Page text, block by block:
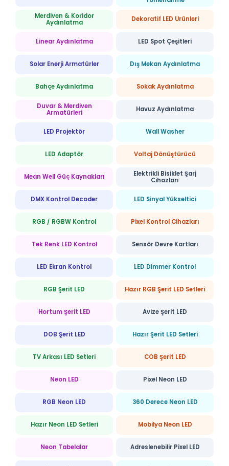
Merdiven & Koridor
Aydınlatma
Dekoratif LED Ürünleri
Linear Aydınlatma LED Spot Çeşitleri
Solar Enerji Armatürler Dış Mekan Aydınlatma
Bahçe Aydınlatma Sokak Aydınlatma
Duvar & Merdiven
Armatürleri
Havuz Aydınlatma
LED Projektör Wall Washer
LED Adaptör Voltaj Dönüştürücü
Mean Well Güç Kaynakları
Elektrikli Bisiklet Şarj
Cihazları
DMX Kontrol Decoder LED Sinyal Yükseltici
RGB / RGBW Kontrol Pixel Kontrol Cihazları
Tek Renk LED Kontrol Sensör Devre Kartları
LED Ekran Kontrol LED Dimmer Kontrol
RGB Şerit LED Hazır RGB Şerit LED Setleri
Hortum Şerit LED Avize Şerit LED
DOB Şerit LED Hazır Şerit LED Setleri
TV Arkası LED Setleri COB Şerit LED
Neon LED Pixel Neon LED
RGB Neon LED 360 Derece Neon LED
Hazır Neon LED Setleri Mobilya Neon LED
Neon Tabelalar Adreslenebilir Pixel LED